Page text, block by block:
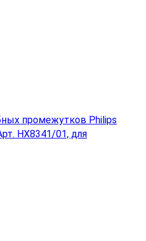
промежутков Philips
HX8341/01, для